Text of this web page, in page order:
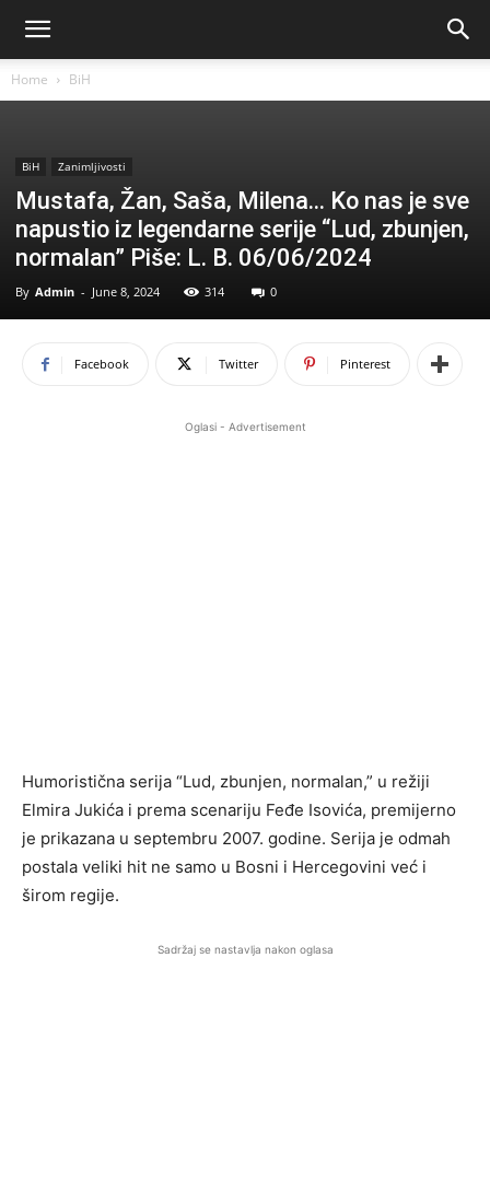
Home BiH
BiH Zanimljivosti
Mustafa, Žan, Saša, Milena… Ko nas je sve
napustio iz legendarne serije “Lud, zbunjen,
normalan” Piše: L. B. 06/06/2024
By Admin - June 8, 2024 314 0
Facebook Twitter Pinterest
Oglasi - Advertisement
Humoristična serija “Lud, zbunjen, normalan,” u režiji
Elmira Jukića i prema scenariju Feđe Isovića, premijerno
je prikazana u septembru 2007. godine. Serija je odmah
postala veliki hit ne samo u Bosni i Hercegovini već i
širom regije.
Sadržaj se nastavlja nakon oglasa